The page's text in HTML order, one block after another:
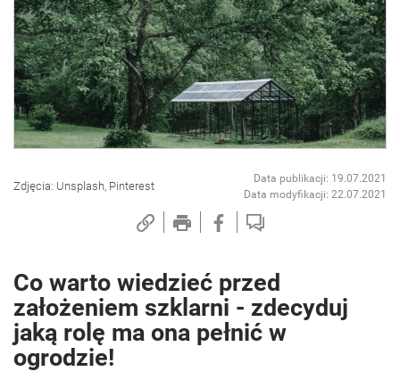
Zdjęcia: Unsplash, Pinterest
Data publikacji: 19.07.2021
Data modyfikacji: 22.07.2021
Co warto wiedzieć przed
założeniem szklarni - zdecyduj
jaką rolę ma ona pełnić w
ogrodzie!